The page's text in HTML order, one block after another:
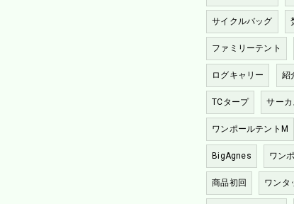
サイクルバッグ
ファミリーテント
ログキャリー 紹
TCタープ サー
ワンポールテントM
BigAgnes ワン
商品初回 ワンタ